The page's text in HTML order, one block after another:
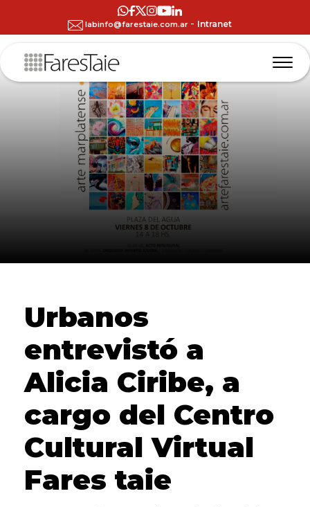
labinfo@farestaie.com.ar - Intranet
Urbanos
entrevistó a
Alicia Ciribe, a
cargo del Centro
Cultural Virtual
Fares taie